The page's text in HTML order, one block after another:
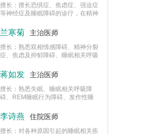
神分裂症、心境障碍（包括躁狂症、
抑郁症、双相障碍）、儿童精神心理
症）的诊治以及儿童、青少年各种心
理障碍的早期干预及治疗。
擅长：擅长恐惧症、焦虑症、强迫症
等神经症及睡眠障碍的诊疗，在精神
行为及情绪障碍诊疗上也有一定经
验。
兰寒菊 主治医师
擅长：熟悉双相情感障碍、精神分裂
症、焦虑及抑郁障碍、睡眠相关呼吸
病等疾病的诊治。
蒋如发 主治医师
擅长：熟悉失眠、睡眠相关呼吸障
碍、REM睡眠行为障碍、发作性睡
等认知、睡眠障碍的诊治。
李诗燕 住院医师
擅长：对各种原因引起的睡眠相关疾